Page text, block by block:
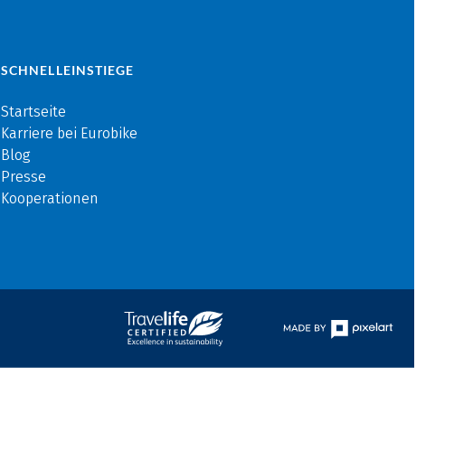
SCHNELLEINSTIEGE
Startseite
Karriere bei Eurobike
Blog
Presse
Kooperationen